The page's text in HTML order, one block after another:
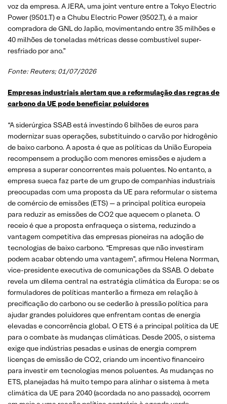
voz da empresa. A JERA, uma joint venture entre a Tokyo Electric
Power (9501.T) e a Chubu Electric Power (9502.T), é a maior
compradora de GNL do Japão, movimentando entre 35 milhões e
40 milhões de toneladas métricas desse combustível super-
resfriado por ano.”
Fonte: Reuters; 01/07/2026
Empresas industriais alertam que a reformulação das regras de
carbono da UE pode beneficiar poluidores
“A siderúrgica SSAB está investindo 6 bilhões de euros para
modernizar suas operações, substituindo o carvão por hidrogênio
de baixo carbono. A aposta é que as políticas da União Europeia
recompensem a produção com menores emissões e ajudem a
empresa a superar concorrentes mais poluentes. No entanto, a
empresa sueca faz parte de um grupo de companhias industriais
preocupadas com uma proposta da UE para reformular o sistema
de comércio de emissões (ETS) — a principal política europeia
para reduzir as emissões de CO2 que aquecem o planeta. O
receio é que a proposta enfraqueça o sistema, reduzindo a
vantagem competitiva das empresas pioneiras na adoção de
tecnologias de baixo carbono. “Empresas que não investiram
podem acabar obtendo uma vantagem”, afirmou Helena Norrman,
vice-presidente executiva de comunicações da SSAB. O debate
revela um dilema central na estratégia climática da Europa: se os
formuladores de políticas manterão a firmeza em relação à
precificação do carbono ou se cederão à pressão política para
ajudar grandes poluidores que enfrentam contas de energia
elevadas e concorrência global. O ETS é a principal política da UE
para o combate às mudanças climáticas. Desde 2005, o sistema
exige que indústrias pesadas e usinas de energia comprem
licenças de emissão de CO2, criando um incentivo financeiro
para investir em tecnologias menos poluentes. As mudanças no
ETS, planejadas há muito tempo para alinhar o sistema à meta
climática da UE para 2040 (acordada no ano passado), ocorrem